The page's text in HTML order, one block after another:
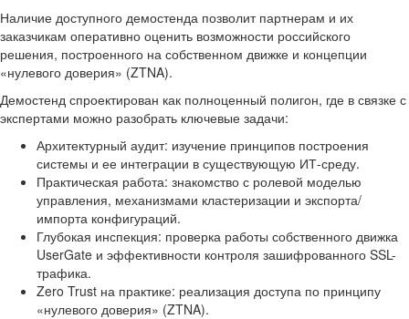
Наличие доступного демостенда позволит партнерам и их
заказчикам оперативно оценить возможности российского
решения, построенного на собственном движке и концепции
«нулевого доверия» (ZTNA).
Демостенд спроектирован как полноценный полигон, где в связке с
экспертами можно разобрать ключевые задачи:
Архитектурный аудит: изучение принципов построения
системы и ее интеграции в существующую ИТ-среду.
Практическая работа: знакомство с ролевой моделью
управления, механизмами кластеризации и экспорта/
импорта конфигураций.
Глубокая инспекция: проверка работы собственного движка
UserGate и эффективности контроля зашифрованного SSL-
трафика.
Zero Trust на практике: реализация доступа по принципу
«нулевого доверия» (ZTNA).